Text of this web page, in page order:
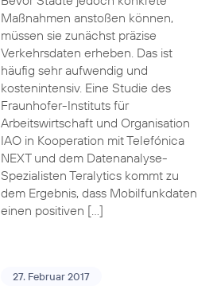
Maßnahmen anstoßen können,
müssen sie zunächst präzise
Verkehrsdaten erheben. Das ist
häufig sehr aufwendig und
kostenintensiv. Eine Studie des
Fraunhofer-Instituts für
Arbeitswirtschaft und Organisation
IAO in Kooperation mit Telefónica
NEXT und dem Datenanalyse-
Spezialisten Teralytics kommt zu
dem Ergebnis, dass Mobilfunkdaten
einen positiven […]
27. Februar 2017